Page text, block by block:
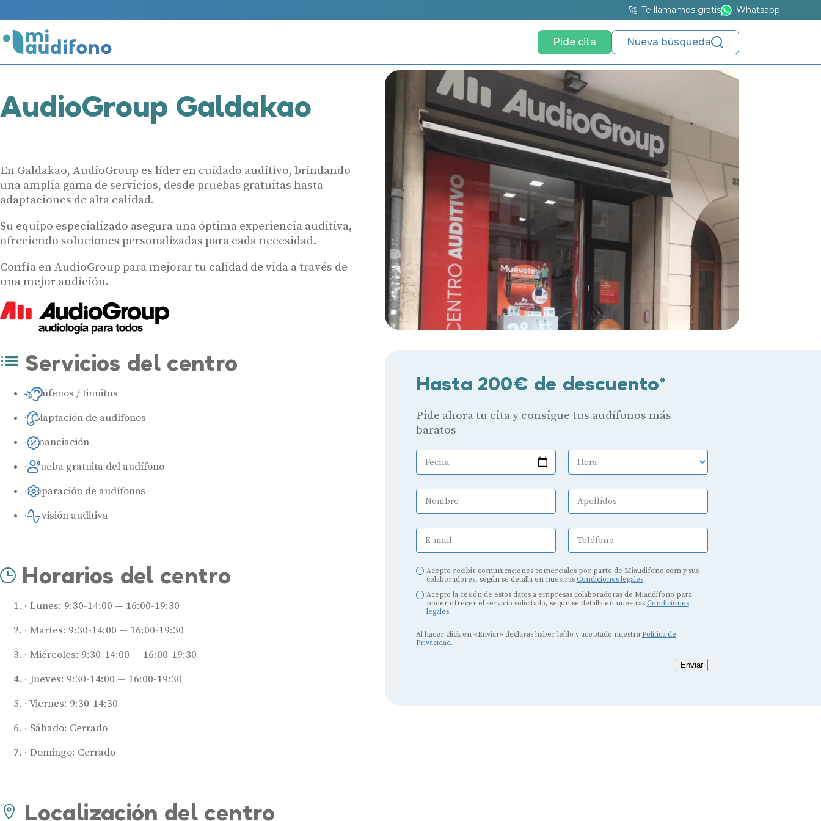
Te llamamos gratis Whatsapp
Pide cita Nueva búsqueda
AudioGroup Galdakao
En Galdakao, AudioGroup es líder en cuidado auditivo, brindando
una amplia gama de servicios, desde pruebas gratuitas hasta
adaptaciones de alta calidad.
Su equipo especializado asegura una óptima experiencia auditiva,
ofreciendo soluciones personalizadas para cada necesidad.
Confía en AudioGroup para mejorar tu calidad de vida a través de
una mejor audición.
Hasta 200€ de descuento*
Pide ahora tu cita y consigue tus audífonos más
baratos
Fecha Hora
Nombre Apellidos
E-mail Teléfono
Acepto recibir comunicaciones comerciales por parte de Miaudifono.com y sus
colaboradores, según se detalla en nuestras Condiciones legales.
Acepto la cesión de estos datos a empresas colaboradoras de Miaudífono para
poder ofrecer el servicio solicitado, según se detalla en nuestras Condiciones
legales.
Al hacer click en «Enviar» declaras haber leído y aceptado nuestra Política de
Privacidad.
Enviar
Servicios del centro
Acúfenos / tinnitus
Adaptación de audífonos
Financiación
Prueba gratuita del audífono
Reparación de audífonos
Revisión auditiva
Horarios del centro
Lunes: 9:30-14:00 — 16:00-19:30
Martes: 9:30-14:00 — 16:00-19:30
Miércoles: 9:30-14:00 — 16:00-19:30
Jueves: 9:30-14:00 — 16:00-19:30
Viernes: 9:30-14:30
Sábado: Cerrado
Domingo: Cerrado
Localización del centro
Audífonos